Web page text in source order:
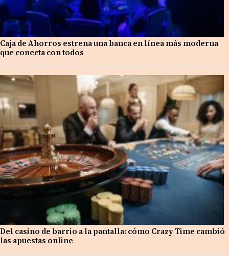
Caja de Ahorros estrena una banca en línea más moderna
que conecta con todos
Del casino de barrio a la pantalla: cómo Crazy Time cambió
las apuestas online